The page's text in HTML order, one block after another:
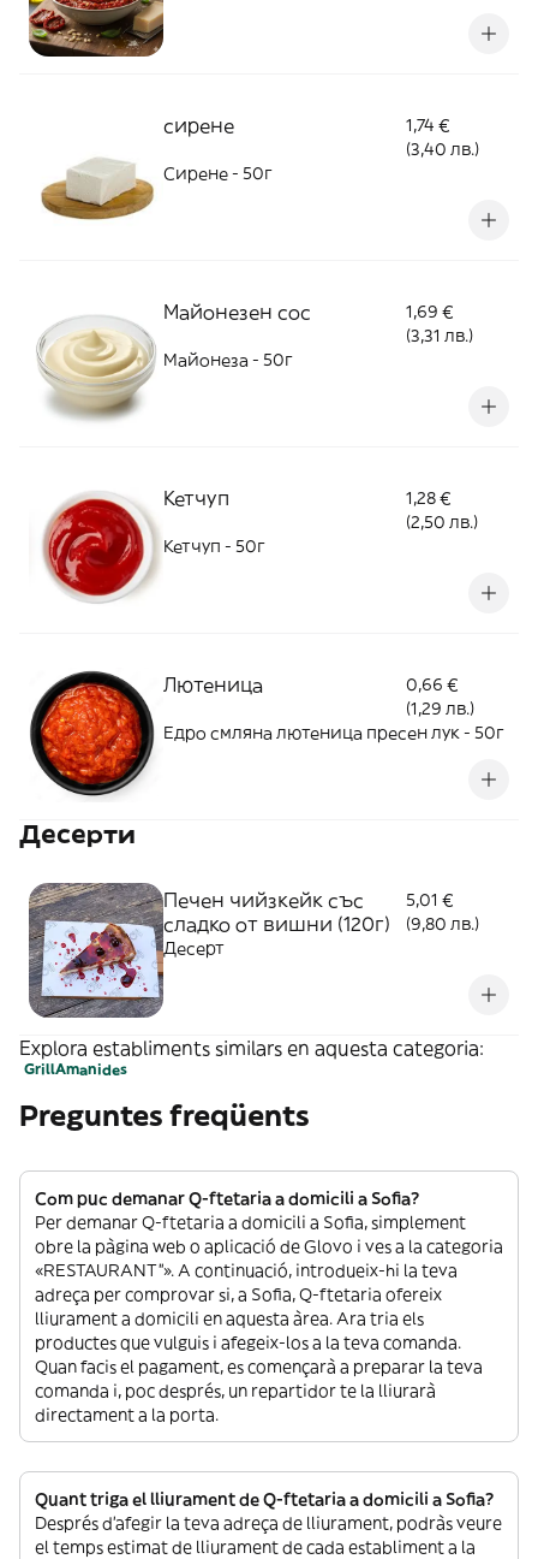
сирене
1,74 €
(3,40 лв.)
Сирене - 50г
Майонезен сос
1,69 €
(3,31 лв.)
Майонеза - 50г
Кетчуп
1,28 €
(2,50 лв.)
Кетчуп - 50г
Лютеница
0,66 €
(1,29 лв.)
Едро смляна лютеница пресен лук - 50г
Десерти
Печен чийзкейк със
сладко от вишни (120г)
5,01 €
(9,80 лв.)
Десерт
Explora establiments similars en aquesta categoria:
GrillAmanides
Preguntes freqüents
Com puc demanar Q-ftetaria a domicili a Sofia?
Per demanar Q-ftetaria a domicili a Sofia, simplement
obre la pàgina web o aplicació de Glovo i ves a la categoria
«RESTAURANT”». A continuació, introdueix-hi la teva
adreça per comprovar si, a Sofia, Q-ftetaria ofereix
lliurament a domicili en aquesta àrea. Ara tria els
productes que vulguis i afegeix-los a la teva comanda.
Quan facis el pagament, es començarà a preparar la teva
comanda i, poc després, un repartidor te la lliurarà
directament a la porta.
Quant triga el lliurament de Q-ftetaria a domicili a Sofia?
Després d’afegir la teva adreça de lliurament, podràs veure
el temps estimat de lliurament de cada establiment a la